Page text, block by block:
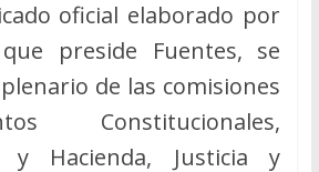
oficial elaborado por
preside Fuentes, se
de las comisiones
Constitucionales,
y Hacienda, Justicia y